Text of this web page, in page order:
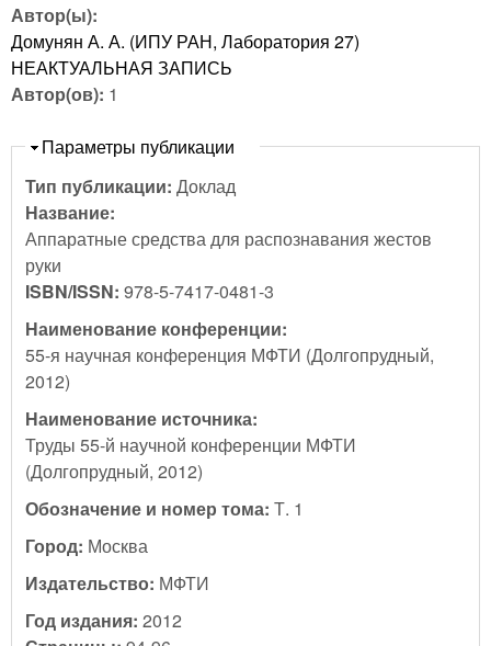
Автор(ы):
Домунян А. А. (ИПУ РАН, Лаборатория 27)
НЕАКТУАЛЬНАЯ ЗАПИСЬ
Автор(ов): 1
Скрыть
Параметры публикации
Тип публикации: Доклад
Название:
Аппаратные средства для распознавания жестов
руки
ISBN/ISSN: 978-5-7417-0481-3
Наименование конференции:
55-я научная конференция МФТИ (Долгопрудный,
2012)
Наименование источника:
Труды 55-й научной конференции МФТИ
(Долгопрудный, 2012)
Обозначение и номер тома: Т. 1
Город: Москва
Издательство: МФТИ
Год издания: 2012